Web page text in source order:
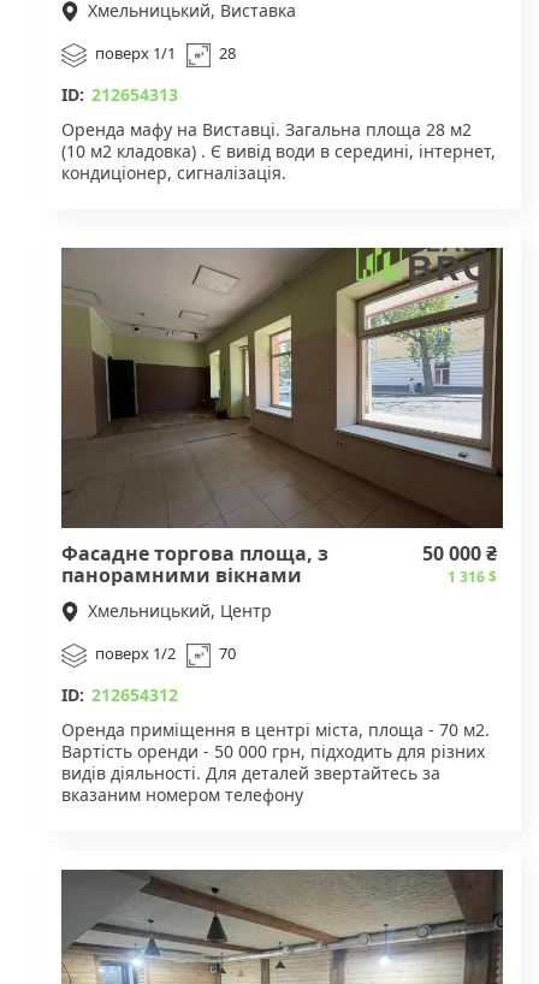
Хмельницький, Виставка
поверх 1/1 28
ID: 212654313
Оренда мафу на Виставці. Загальна площа 28 м2
(10 м2 кладовка) . Є вивід води в середині, інтернет,
кондиціонер, сигналізація.
Фасадне торгова площа, з
панорамними вікнами
50 000 ₴
1 316 $
Хмельницький, Центр
поверх 1/2 70
ID: 212654312
Оренда приміщення в центрі міста, площа - 70 м2.
Вартість оренди - 50 000 грн, підходить для різних
видів діяльності. Для деталей звертайтесь за
вказаним номером телефону